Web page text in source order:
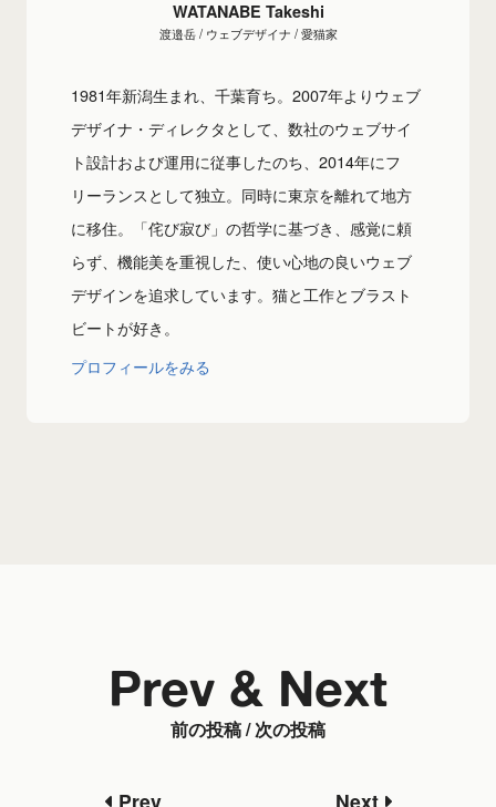
WATANABE Takeshi
渡邉岳 / ウェブデザイナ / 愛猫家
1981年新潟生まれ、千葉育ち。2007年よりウェブ
デザイナ・ディレクタとして、数社のウェブサイ
ト設計および運用に従事したのち、2014年にフ
リーランスとして独立。同時に東京を離れて地方
に移住。「侘び寂び」の哲学に基づき、感覚に頼
らず、機能美を重視した、使い心地の良いウェブ
デザインを追求しています。猫と工作とブラスト
ビートが好き。
プロフィールをみる
前の投稿 / 次の投稿
Prev & Next
Prev Next